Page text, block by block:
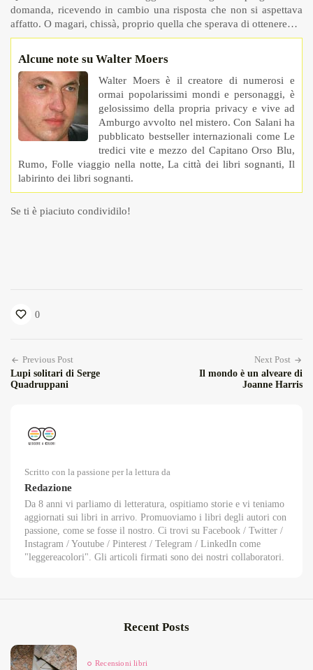
domanda, ricevendo in cambio una risposta che non si aspettava
affatto. O magari, chissà, proprio quella che sperava di ottenere…
Alcune note su Walter Moers
Walter Moers è il creatore di numerosi e
ormai popolarissimi mondi e personaggi, è
gelosissimo della propria privacy e vive ad
Amburgo avvolto nel mistero. Con Salani ha
pubblicato bestseller internazionali come Le
tredici vite e mezzo del Capitano Orso Blu,
Rumo, Folle viaggio nella notte, La città dei libri sognanti, Il
labirinto dei libri sognanti.
Se ti è piaciuto condividilo!
0
Previous Post
Lupi solitari di Serge
Quadruppani
Next Post
Il mondo è un alveare di
Joanne Harris
Scritto con la passione per la lettura da
Redazione
Da 8 anni vi parliamo di letteratura, ospitiamo storie e vi teniamo
aggiornati sui libri in arrivo. Promuoviamo i libri degli autori con
passione, come se fosse il nostro. Ci trovi su Facebook / Twitter /
Instagram / Youtube / Pinterest / Telegram / LinkedIn come
"leggereacolori". Gli articoli firmati sono dei nostri collaboratori.
Recent Posts
Recensioni libri